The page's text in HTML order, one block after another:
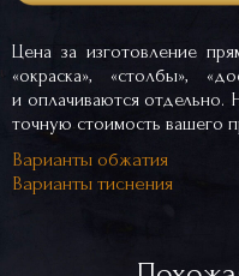
Цена за изготовление
«окраска», «столбы»,
и оплачиваются отдельно.
точную стоимость вашего
Варианты обжатия
Варианты тиснения